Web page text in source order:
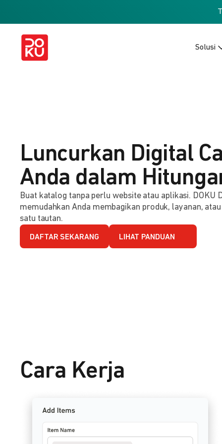
Solusi
Luncurkan Digital
Anda dalam
Buat katalog tanpa perlu website atau aplikasi. DOKU
memudahkan Anda membagikan produk, layanan,
satu tautan.
DAFTAR SEKARANG LIHAT PANDUAN
Cara Kerja